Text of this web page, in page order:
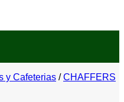
y Cafeterias / CHAFFERS